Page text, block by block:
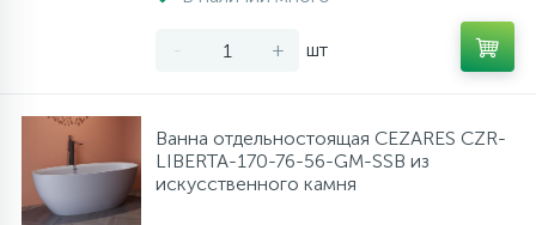
Дополнительные аксессуары
60
Душевые стойки
Душевые гарнитуры
- + шт
Ванна отдельностоящая CEZARES CZR-
LIBERTA-170-76-56-GM-SSB из
искусственного камня